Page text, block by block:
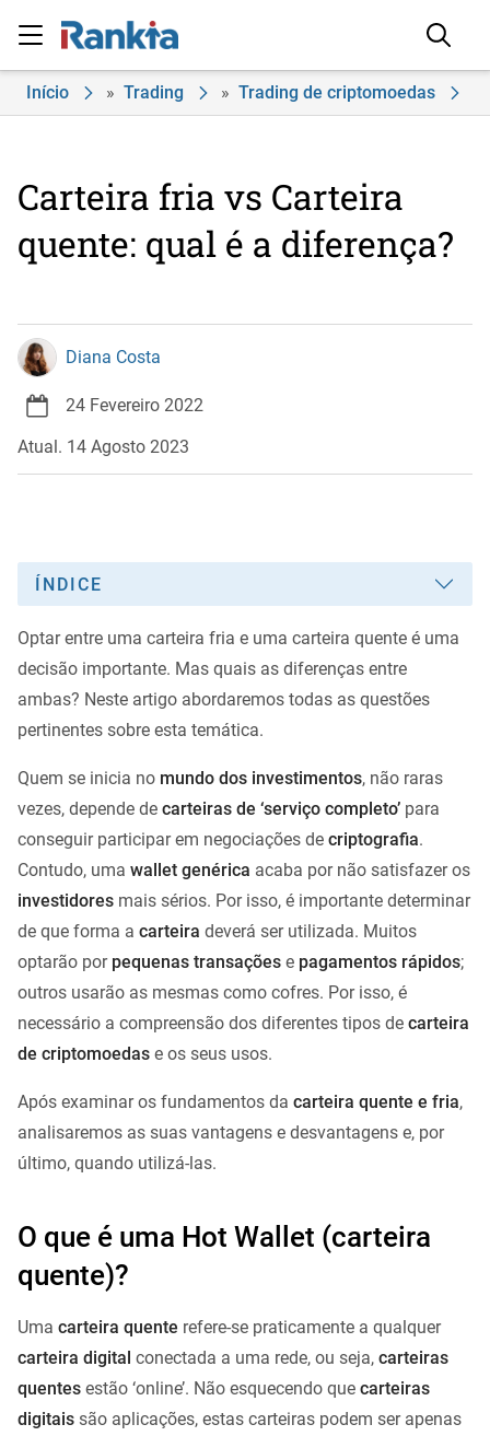
Início » Trading » Trading de criptomoedas
Carteira fria vs Carteira
quente: qual é a diferença?
Diana Costa
24 Fevereiro 2022
Atual. 14 Agosto 2023
ÍNDICE
Optar entre uma carteira fria e uma carteira quente é uma
decisão importante. Mas quais as diferenças entre
ambas? Neste artigo abordaremos todas as questões
pertinentes sobre esta temática.
Quem se inicia no mundo dos investimentos, não raras
vezes, depende de carteiras de ‘serviço completo’ para
conseguir participar em negociações de criptografia.
Contudo, uma wallet genérica acaba por não satisfazer os
investidores mais sérios. Por isso, é importante determinar
de que forma a carteira deverá ser utilizada. Muitos
optarão por pequenas transações e pagamentos rápidos;
outros usarão as mesmas como cofres. Por isso, é
necessário a compreensão dos diferentes tipos de carteira
de criptomoedas e os seus usos.
Após examinar os fundamentos da carteira quente e fria,
analisaremos as suas vantagens e desvantagens e, por
último, quando utilizá-las.
O que é uma Hot Wallet (carteira
quente)?
Uma carteira quente refere-se praticamente a qualquer
carteira digital conectada a uma rede, ou seja, carteiras
quentes estão ‘online’. Não esquecendo que carteiras
digitais são aplicações, estas carteiras podem ser apenas